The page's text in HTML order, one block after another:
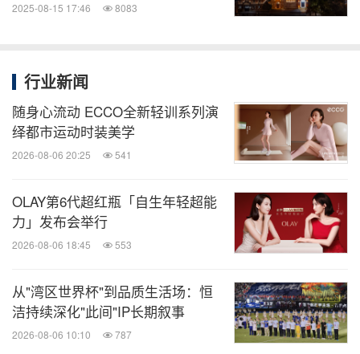
LABELHOOD，邀请设计师品牌WMWM和
AUBRUINO，围绕品牌2025年网球系列核心单品进
行创意Remake，突破儿童服饰常规设计思路，创意
2025-08-15 17:46 8083
行业新闻
随身心流动 ECCO全新轻训系列演
绎都市运动时装美学
2026-08-06 20:25 541
OLAY第6代超红瓶「自生年轻超能
力」发布会举行
2026-08-06 18:45 553
从"湾区世界杯"到品质生活场：恒
洁持续深化"此间"IP长期叙事
2026-08-06 10:10 787